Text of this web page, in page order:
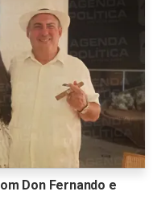
Don Fernando e